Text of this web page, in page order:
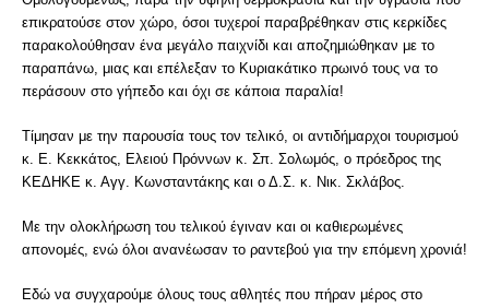
επικρατούσε στον χώρο, όσοι τυχεροί παραβρέθηκαν στις κερκίδες
παρακολούθησαν ένα μεγάλο παιχνίδι και αποζημιώθηκαν με το
παραπάνω, μιας και επέλεξαν το Κυριακάτικο πρωινό τους να το
περάσουν στο γήπεδο και όχι σε κάποια παραλία!
Τίμησαν με την παρουσία τους τον τελικό, οι αντιδήμαρχοι τουρισμού
κ. Ε. Κεκκάτος, Ελειού Πρόννων κ. Σπ. Σολωμός, ο πρόεδρος της
ΚΕΔΗΚΕ κ. Αγγ. Κωνσταντάκης και ο Δ.Σ. κ. Νικ. Σκλάβος.
Με την ολοκλήρωση του τελικού έγιναν και οι καθιερωμένες
απονομές, ενώ όλοι ανανέωσαν το ραντεβού για την επόμενη χρονιά!
Εδώ να συγχαρούμε όλους τους αθλητές που πήραν μέρος στο